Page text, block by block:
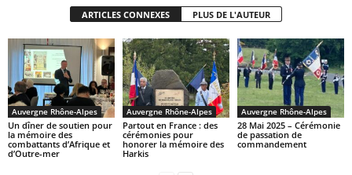
ARTICLES CONNEXES PLUS DE L'AUTEUR
Auvergne Rhône-Alpes
Un dîner de soutien pour
la mémoire des
combattants d’Afrique et
d’Outre-mer
Auvergne Rhône-Alpes
Partout en France : des
cérémonies pour
honorer la mémoire des
Harkis
Auvergne Rhône-Alpes
28 Mai 2025 – Cérémonie
de passation de
commandement